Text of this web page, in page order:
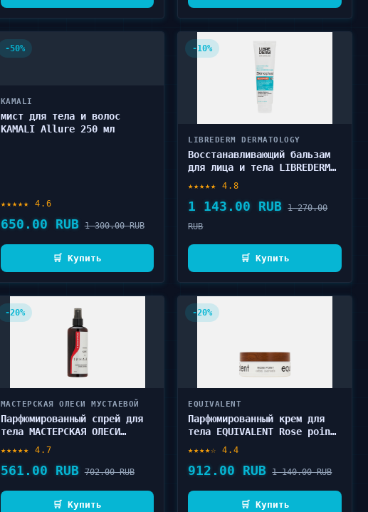
-50%
KAMALI
мист для тела и волос
KAMALI Allure 250 мл
★★★★★ 4.6
650.00 RUB 1 300.00 RUB
🛒 Купить
-10%
LIBREDERM DERMATOLOGY
Восстанавливающий бальзам
для лица и тела LIBREDERM
DERMATOLOGY Duo restoring
★★★★★ 4.8
1 143.00 RUB 1 270.00
RUB
🛒 Купить
-20%
МАСТЕРСКАЯ ОЛЕСИ МУСТАЕВОЙ
Парфюмированный спрей для
тела МАСТЕРСКАЯ ОЛЕСИ
МУСТАЕВОЙ Она Иная SFW
★★★★★ 4.7
561.00 RUB 702.00 RUB
🛒 Купить
-20%
EQUIVALENT
Парфюмированный крем для
тела EQUIVALENT Rose point
★★★★☆ 4.4
912.00 RUB 1 140.00 RUB
🛒 Купить